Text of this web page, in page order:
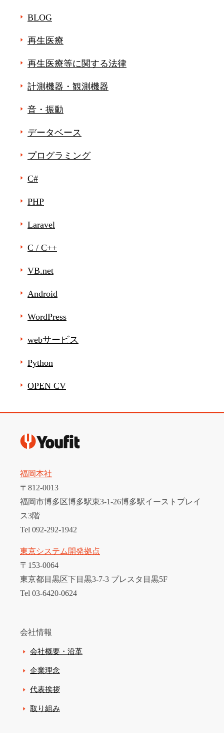
BLOG
再生医療
再生医療等に関する法律
計測機器・観測機器
音・振動
データベース
プログラミング
C#
PHP
Laravel
C / C++
VB.net
Android
WordPress
webサービス
Python
OPEN CV
福岡本社
〒812-0013
福岡市博多区博多駅東3-1-26博多駅イーストプレイ
ス3階
Tel 092-292-1942
東京システム開発拠点
〒153-0064
東京都目黒区下目黒3-7-3 プレスタ目黒5F
Tel 03-6420-0624
会社情報
会社概要・沿革
企業理念
代表挨拶
取り組み